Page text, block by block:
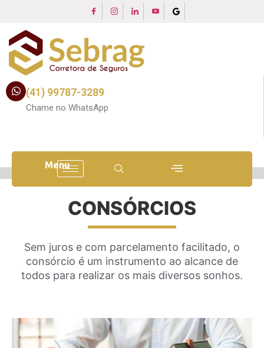
(41) 99787-3289
Chame no WhatsApp
Menu
CONSÓRCIOS
Sem juros e com parcelamento facilitado, o
consórcio é um instrumento ao alcance de
todos para realizar os mais diversos sonhos.